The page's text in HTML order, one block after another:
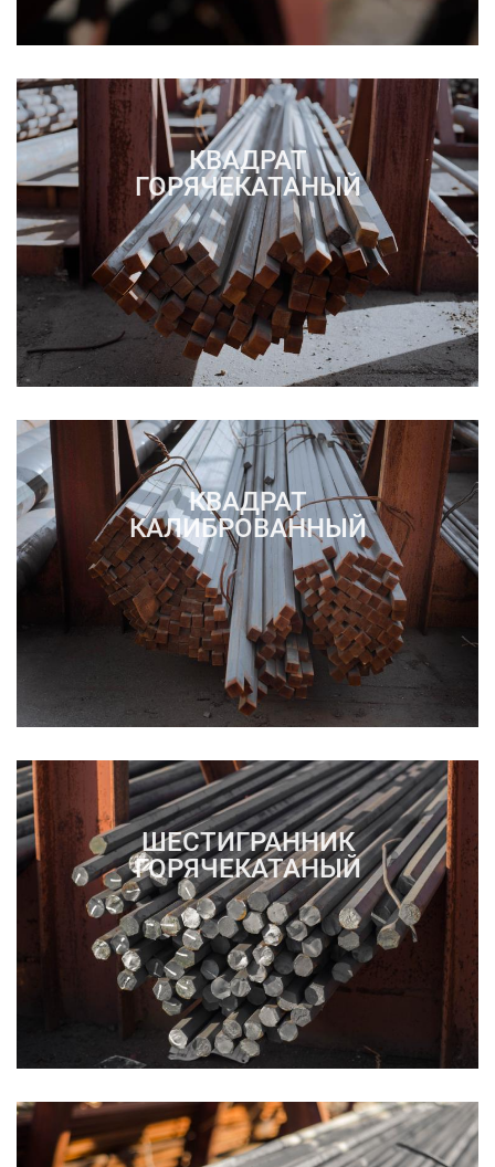
КВАДРАТ
ГОРЯЧЕКАТАНЫЙ
КВАДРАТ
КАЛИБРОВАННЫЙ
ШЕСТИГРАННИК
ГОРЯЧЕКАТАНЫЙ